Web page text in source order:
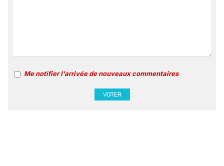
Me notifier l'arrivée de nouveaux commentaires